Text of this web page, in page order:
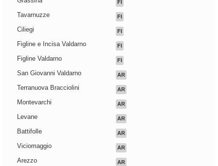
FI
Tavarnuzze FI
Ciliegi FI
Figline e Incisa Valdarno FI
Figline Valdarno FI
San Giovanni Valdarno AR
Terranuova Bracciolini AR
Montevarchi AR
Levane AR
Battifolle AR
Viciomaggio AR
Arezzo AR